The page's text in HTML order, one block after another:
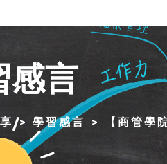
感言
學習感言 【商管學